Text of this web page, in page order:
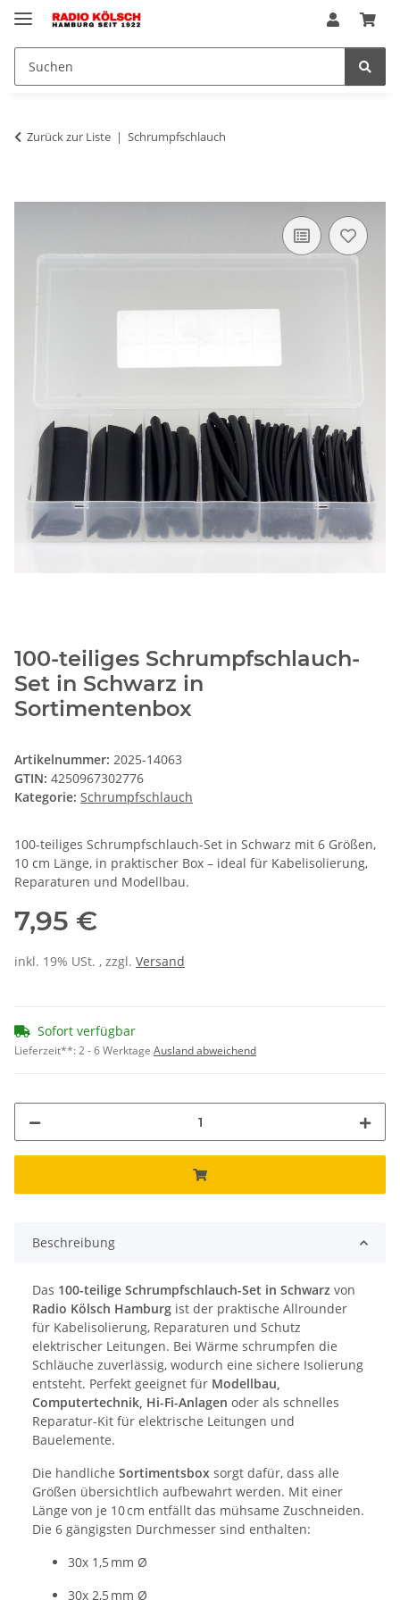
Zurück zur Liste Schrumpfschlauch
100-teiliges Schrumpfschlauch-
Set in Schwarz in
Sortimentenbox
Artikelnummer: 2025-14063
GTIN: 4250967302776
Kategorie: Schrumpfschlauch
100-teiliges Schrumpfschlauch-Set in Schwarz mit 6 Größen,
10 cm Länge, in praktischer Box – ideal für Kabelisolierung,
Reparaturen und Modellbau.
7,95 €
inkl. 19% USt. , zzgl. Versand
Sofort verfügbar
Lieferzeit**:2 - 6 Werktage Ausland abweichend
Beschreibung
Das 100-teilige Schrumpfschlauch-Set in Schwarz von
Radio Kölsch Hamburg ist der praktische Allrounder
für Kabelisolierung, Reparaturen und Schutz
elektrischer Leitungen. Bei Wärme schrumpfen die
Schläuche zuverlässig, wodurch eine sichere Isolierung
entsteht. Perfekt geeignet für Modellbau,
Computertechnik, Hi-Fi-Anlagen oder als schnelles
Reparatur-Kit für elektrische Leitungen und
Bauelemente.
Die handliche Sortimentsbox sorgt dafür, dass alle
Größen übersichtlich aufbewahrt werden. Mit einer
Länge von je 10 cm entfällt das mühsame Zuschneiden.
Die 6 gängigsten Durchmesser sind enthalten:
30x 1,5 mm Ø
30x 2,5 mm Ø